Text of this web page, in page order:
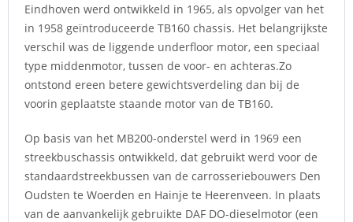
Eindhoven werd ontwikkeld in 1965, als opvolger van het
in 1958 geïntroduceerde TB160 chassis. Het belangrijkste
verschil was de liggende underfloor motor, een speciaal
type middenmotor, tussen de voor- en achteras.Zo
ontstond ereen betere gewichtsverdeling dan bij de
voorin geplaatste staande motor van de TB160.
Op basis van het MB200-onderstel werd in 1969 een
streekbuschassis ontwikkeld, dat gebruikt werd voor de
standaardstreekbussen van de carrosseriebouwers Den
Oudsten te Woerden en Hainje te Heerenveen. In plaats
van de aanvankelijk gebruikte DAF DO-dieselmotor (een